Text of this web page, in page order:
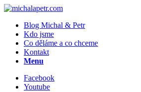
Blog Michal & Petr
Kdo jsme
Co děláme a co chceme
Kontakt
Menu
Facebook
Youtube